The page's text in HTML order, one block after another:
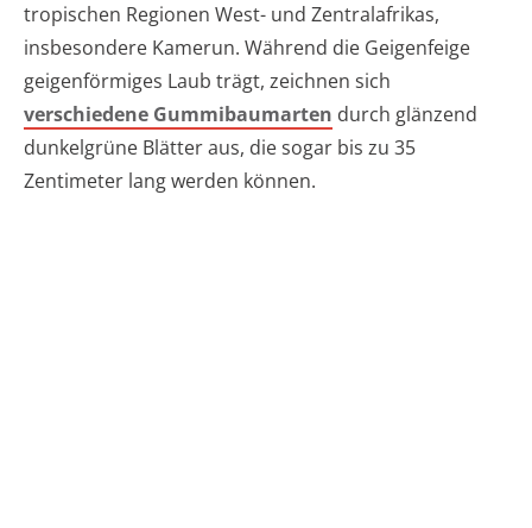
tropischen Regionen West- und Zentralafrikas,
insbesondere Kamerun. Während die Geigenfeige
geigenförmiges Laub trägt, zeichnen sich
verschiedene Gummibaumarten durch glänzend
dunkelgrüne Blätter aus, die sogar bis zu 35
Zentimeter lang werden können.